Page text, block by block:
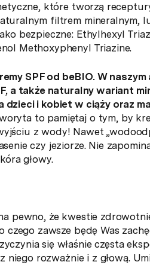
które tworzą
filtrem mineralnym,
bezpieczne: Ethylhexyl
Methoxyphenyl Triazine.
SPF od beBIO. W
a także naturalny wariant
i kobiet w ciąży oraz
to pamiętaj o tym, by
z wody! Nawet
czy jeziorze. Nie
głowy.
pewno, że kwestie
zawsze będę Was
się właśnie częsta
niego rozważnie i z głową.